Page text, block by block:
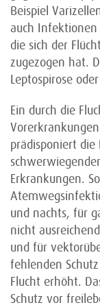
Beispiel
auch
die sich der
zugezogen hat.
Leptospirose
Ein durch die
prädisponiert die
Erkrankungen.
und nachts, für
nicht
und für
fehlenden
Flucht erhöht.
Schutz vor